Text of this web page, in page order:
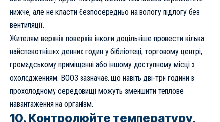
нижче, але не класти безпосередньо на вологу підлогу без
вентиляції.
Жителям верхніх поверхів інколи доцільніше провести кілька
найспекотніших денних годин у бібліотеці, торговому центрі,
громадському приміщенні або іншому доступному місці з
охолодженням. ВООЗ зазначає, що навіть дві-три години в
прохолодному середовищі можуть зменшити теплове
навантаження на організм.
10. Контролюйте температуру,